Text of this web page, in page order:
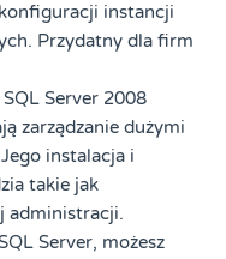
instancji
Przydatny dla firm
Server 2008
zarządzanie dużymi
instalacja i
takie jak
administracji.
Server, możesz